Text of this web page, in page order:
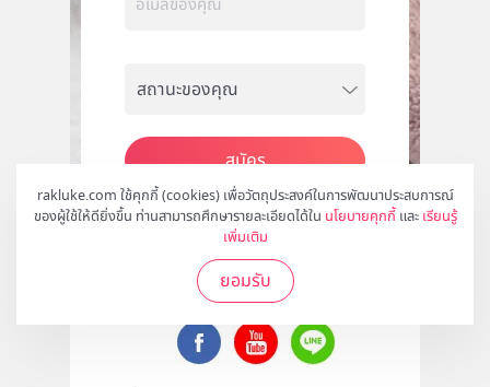
rakluke.com ใช้คุกกี้ (cookies) เพื่อวัตถุประสงค์ในการพัฒนาประสบการณ์
ของผู้ใช้ให้ดียิ่งขึ้น ท่านสามารถศึกษารายละเอียดได้ใน นโยบายคุกกี้ และ เรียนรู้
เพิ่มเติม
ยอมรับ
สมัคร
ติดตามเราได้ที่